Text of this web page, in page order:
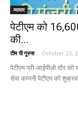
व्यापार
पेटीएम को
की...
टीम पी गुरुस - October 23,
पेटीएम प्री-आईपीओ दौर को
सेवा कम्पनी पेटीएम को